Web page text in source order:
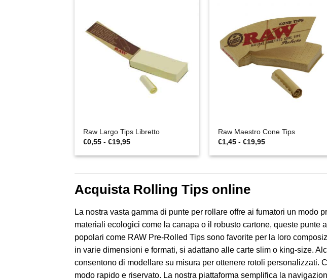
Raw Largo Tips Libretto
€0,55 - €19,95Fascia
prezzo:
€19,95
Raw Maestro Cone Tips
€1,45 - €19,95Fascia
prezzo:
Acquista Rolling Tips online
La nostra vasta gamma di punte per rollare offre ai fumatori un
materiali ecologici come la canapa o il robusto cartone, queste
popolari come RAW Pre-Rolled Tips sono favorite per la loro
in varie dimensioni e formati, si adattano alle carte slim o king-size.
consentono di modellare su misura per ottenere rotoli personalizzati.
modo rapido e riservato. La nostra piattaforma semplifica la